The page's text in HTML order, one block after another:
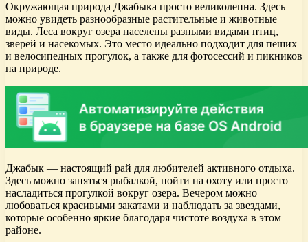
Окружающая природа Джабыка просто великолепна. Здесь
можно увидеть разнообразные растительные и животные
виды. Леса вокруг озера населены разными видами птиц,
зверей и насекомых. Это место идеально подходит для пеших
и велосипедных прогулок, а также для фотосессий и пикников
на природе.
Джабык — настоящий рай для любителей активного отдыха.
Здесь можно заняться рыбалкой, пойти на охоту или просто
насладиться прогулкой вокруг озера. Вечером можно
любоваться красивыми закатами и наблюдать за звездами,
которые особенно яркие благодаря чистоте воздуха в этом
районе.